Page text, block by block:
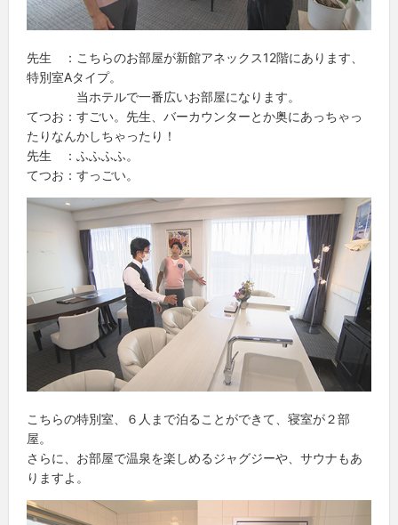
先生 ：こちらのお部屋が新館アネックス12階にあります、
特別室Aタイプ。
当ホテルで一番広いお部屋になります。
てつお：すごい。先生、バーカウンターとか奥にあっちゃっ
たりなんかしちゃったり！
先生 ：ふふふふ。
てつお：すっごい。
こちらの特別室、６人まで泊ることができて、寝室が２部
屋。
さらに、お部屋で温泉を楽しめるジャグジーや、サウナもあ
りますよ。